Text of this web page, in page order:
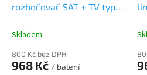
rozbočovač SAT + TV typ
Skladem
800 Kč bez DPH
968 Kč / balení